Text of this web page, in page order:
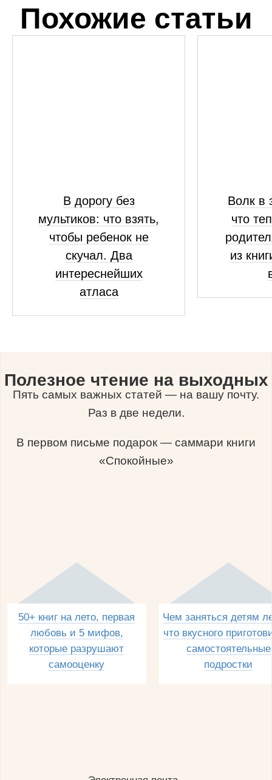
Похожие статьи
В дорогу без
мультиков: что взять,
чтобы ребенок не
скучал. Два
интереснейших
атласа
Волк в
что
из
Полезное чтение на выходных
Пять самых важных статей — на вашу почту.
Раз в две недели.
В первом письме подарок — саммари книги
«Спокойные»
50+ книг на лето, первая
любовь и 5 мифов,
которые разрушают
самооценку
Чем заняться детям
что вкусного
самостоятельные
подростки